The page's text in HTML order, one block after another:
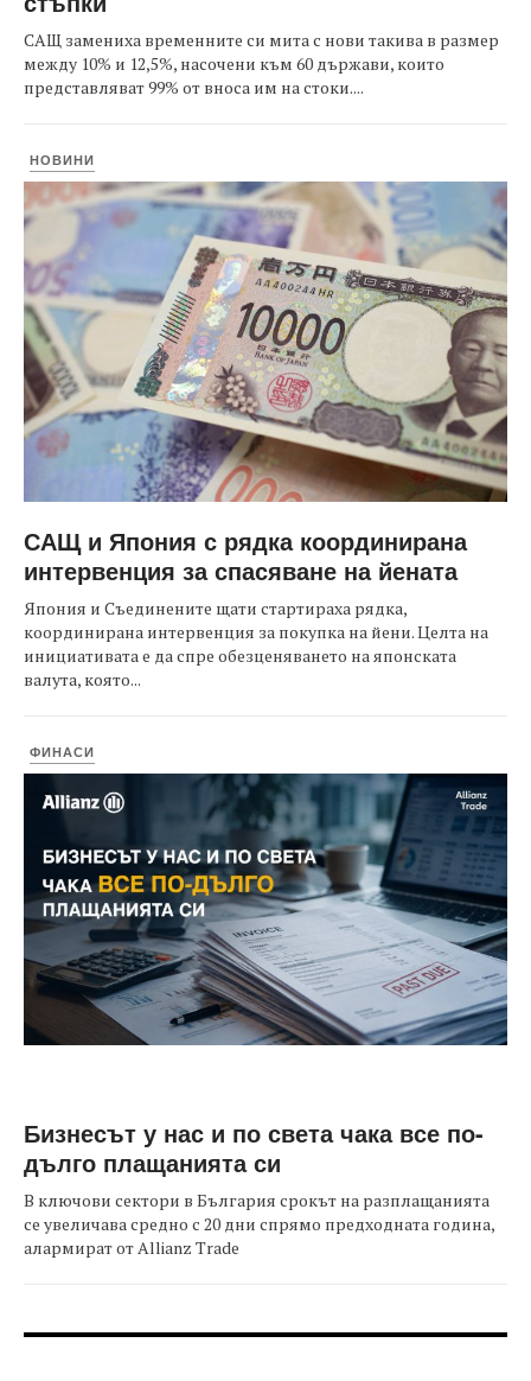
САЩ замениха временните си мита с нови такива в размер
между 10% и 12,5%, насочени към 60 държави, които
представляват 99% от вноса им на стоки....
НОВИНИ
САЩ и Япония с рядка координирана
интервенция за спасяване на йената
Япония и Съединените щати стартираха рядка,
координирана интервенция за покупка на йени. Целта на
инициативата е да спре обезценяването на японската
валута, която...
ФИНАСИ
Бизнесът у нас и по света чака все по-
дълго плащанията си
В ключови сектори в България срокът на разплащанията
се увеличава средно с 20 дни спрямо предходната година,
алармират от Allianz Trade